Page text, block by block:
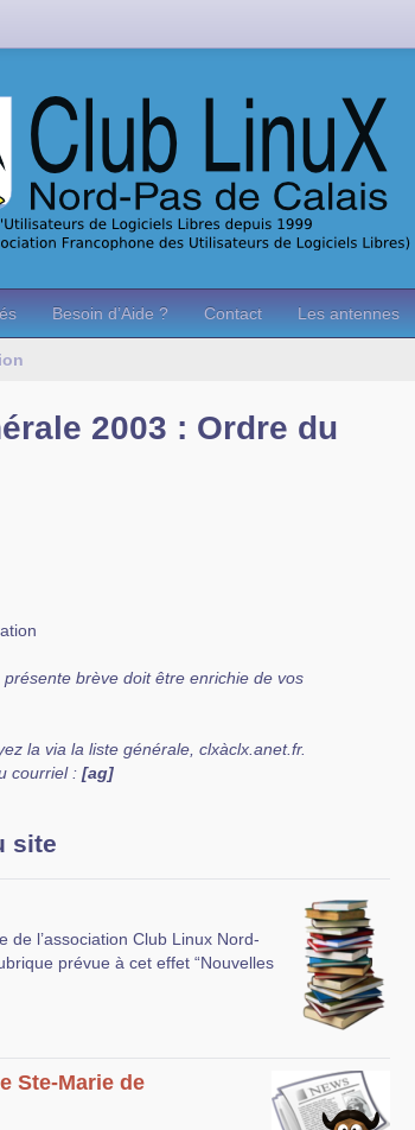
Besoin d’Aide ? Contact Les antennes
2003 : Ordre du
brève doit être enrichie de vos
la via la liste générale, clxàclx.anet.fr.
courriel : [ag]
site
de l’association Club Linux Nord-
prévue à cet effet “Nouvelles
Ste-Marie de